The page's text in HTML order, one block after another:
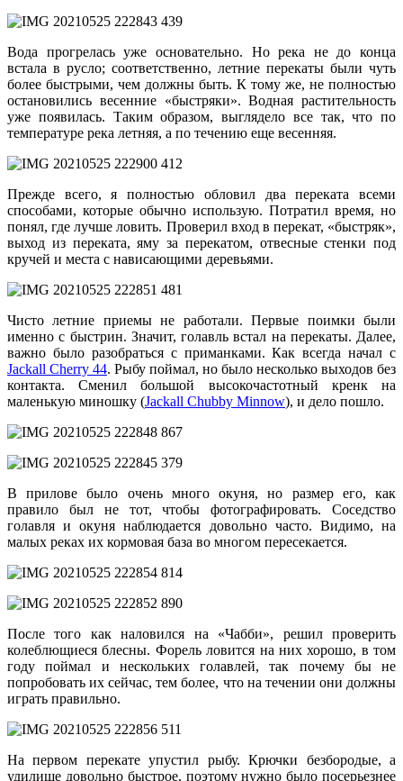
Вода прогрелась уже основательно. Но река не до конца
встала в русло; соответственно, летние перекаты были чуть
более быстрыми, чем должны быть. К тому же, не полностью
остановились весенние «быстряки». Водная растительность
уже появилась. Таким образом, выглядело все так, что по
температуре река летняя, а по течению еще весенняя.
Прежде всего, я полностью обловил два переката всеми
способами, которые обычно использую. Потратил время, но
понял, где лучше ловить. Проверил вход в перекат, «быстряк»,
выход из переката, яму за перекатом, отвесные стенки под
кручей и места с нависающими деревьями.
Чисто летние приемы не работали. Первые поимки были
именно с быстрин. Значит, голавль встал на перекаты. Далее,
важно было разобраться с приманками. Как всегда начал с
Jackall Cherry 44. Рыбу поймал, но было несколько выходов без
контакта. Сменил большой высокочастотный кренк на
маленькую миношку (Jackall Chubby Minnow), и дело пошло.
В прилове было очень много окуня, но размер его, как
правило был не тот, чтобы фотографировать. Соседство
голавля и окуня наблюдается довольно часто. Видимо, на
малых реках их кормовая база во многом пересекается.
После того как наловился на «Чабби», решил проверить
колеблющиеся блесны. Форель ловится на них хорошо, в том
году поймал и нескольких голавлей, так почему бы не
попробовать их сейчас, тем более, что на течении они должны
играть правильно.
На первом перекате упустил рыбу. Крючки безбородые, а
удилище довольно быстрое, поэтому нужно было посерьезнее